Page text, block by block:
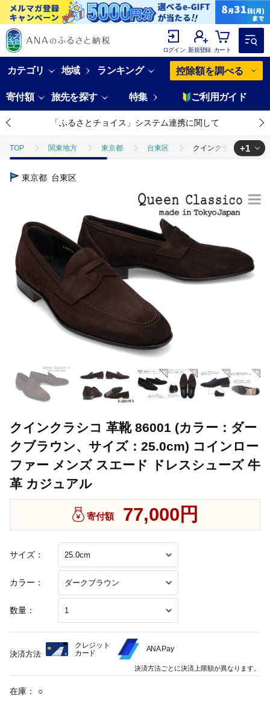
ログイン 新規登録 カート
カテゴリ 地域 ランキング 控除額を調べる
寄付額 旅先を探す 特集 ご利用ガイド
「ふるさとチョイス」システム連携に関して
TOP 関東地方 東京都 台東区 クインクラシコ 革靴
TOP
+1
東京都 台東区
クインクラシコ 革靴 86001 (カラー：ダー
クブラウン、サイズ：25.0cm) コインロー
ファー メンズ スエード ドレスシューズ 牛
革 カジュアル
サイズ：
カラー：
数量：
寄付額 77,000円
在庫： ○
決済方法
クレジット
カード
ANA Pay
決済方法ごとに決済上限額が異なります。